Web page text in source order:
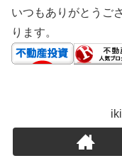
いつもありがとうご
ります。